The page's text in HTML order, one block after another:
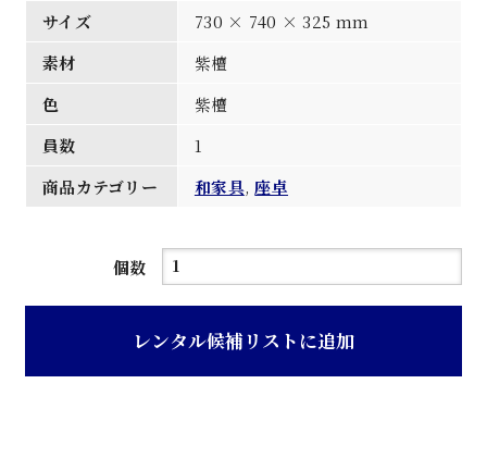
サイズ
730 × 740 × 325 mm
素材
紫檀
色
紫檀
員数
1
商品カテゴリー
和家具,座卓
個数
紫
卓
レンタル候補リストに追加